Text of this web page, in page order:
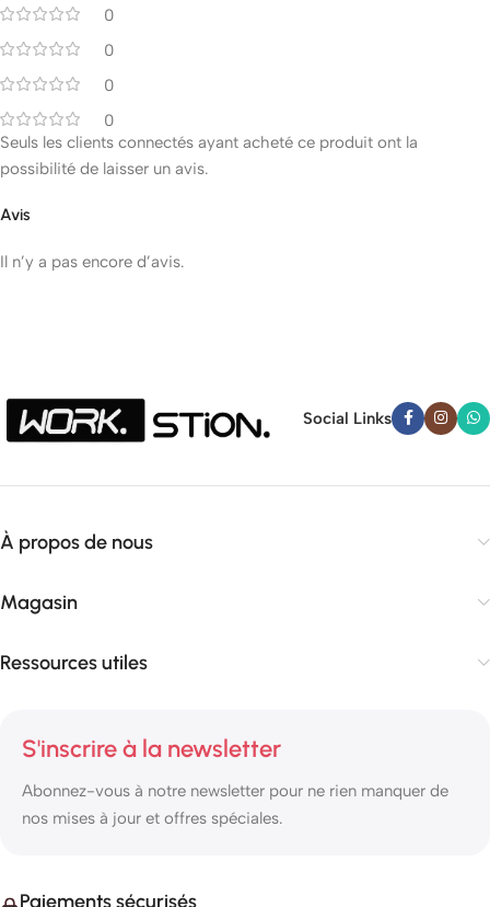
0
0
0
0
Avis
Il n’y a pas encore d’avis.
Seuls les clients connectés ayant acheté ce produit ont la
possibilité de laisser un avis.
Social Links
À propos de nous
Magasin
Ressources utiles
S'inscrire à la newsletter
Abonnez-vous à notre newsletter pour ne rien manquer de
nos mises à jour et offres spéciales.
Paiements sécurisés